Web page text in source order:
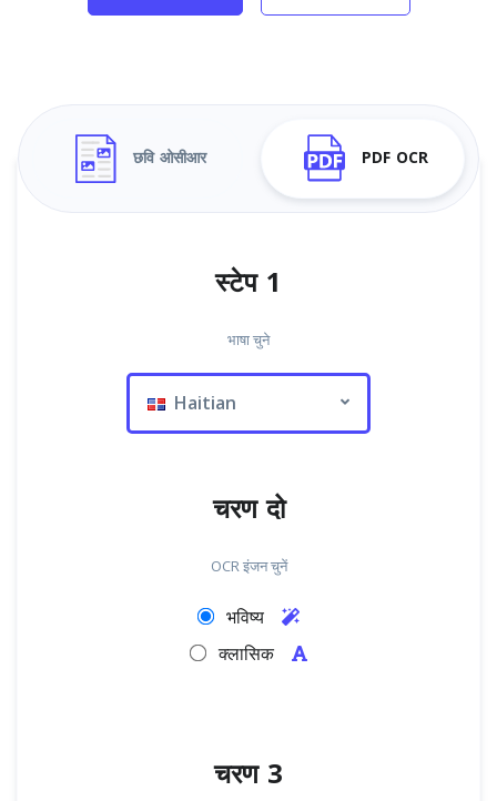
छवि ओसीआर PDF OCR
स्टेप 1
भाषा चुने
Haitian
चरण दो
OCR इंजन चुनें
भविष्य
क्लासिक
चरण 3